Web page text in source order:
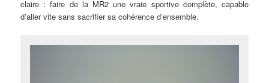
claire : faire de la MR2 une vraie sportive complète, capable
d’aller vite sans sacrifier sa cohérence d’ensemble.